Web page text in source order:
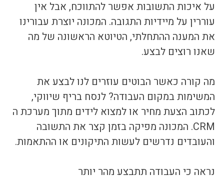
על איכות התשובות אפשר להתווכח, אבל אין
עוררין על מיידיות התגובה. המכונה יוצרת עבורינו
את המענה ההתחלתי, הטיוטא הראשונה של מה
שאנו רוצים לבצע.
מה קורה כאשר הבוטים עוזרים לנו לבצע את
המשימות במקום העבודה? לנסח בריף שיווקי,
לכתוב הצעת מחיר או למצוא לידים מתוך מערכת ה
CRM. המכונה מפיקה בזמן קצר את התשובה
והעובדים נדרשים לעשות התיקונים או ההתאמות.
נראה כי העבודה תתבצע מהר יותר